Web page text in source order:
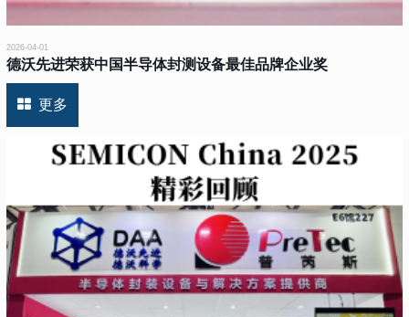
2026-04-01
德沃先进荣获中国半导体封测设备最佳品牌企业奖
更多